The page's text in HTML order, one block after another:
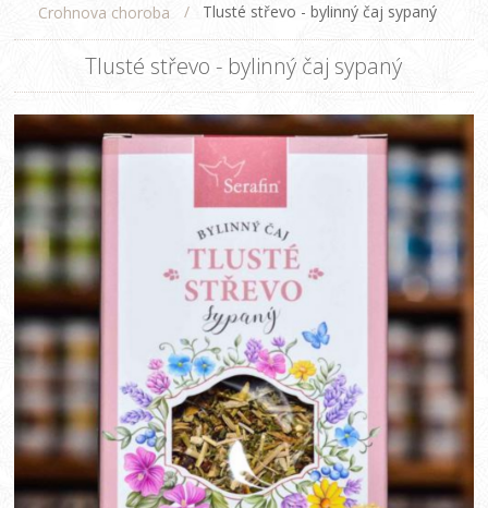
Crohnova choroba
/ Tlusté střevo - bylinný čaj sypaný
Tlusté střevo - bylinný čaj sypaný